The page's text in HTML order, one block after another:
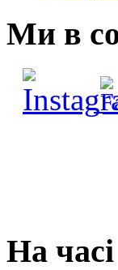
Ми в
На часі